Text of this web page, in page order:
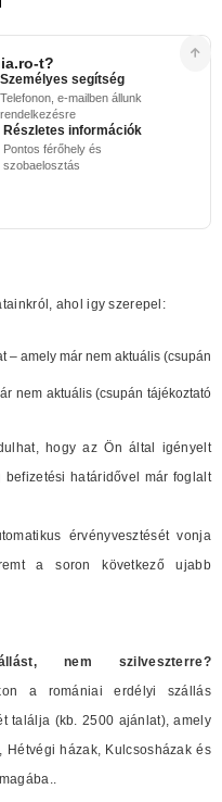
t?
Személyes segítség
Telefonon, e-mailben állunk
rendelkezésre
Részletes információk
Pontos férőhely és
szobaelosztás
ahol igy szerepel:
– amely már nem aktuális (csupán
nem aktuális (csupán tájékoztató
hogy az Ön által igényelt
határidővel már foglalt
érvényvesztését vonja
a soron következő ujabb
nem szilveszterre?
a romániai erdélyi szállás
találja (kb. 2500 ajánlat), amely
Hétvégi házak, Kulcsosházak és